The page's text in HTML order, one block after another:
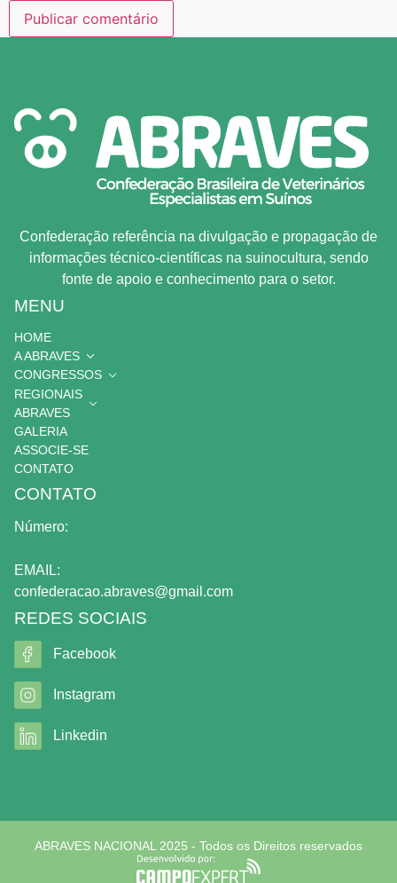
Confederação referência na divulgação e propagação de
informações técnico-científicas na suinocultura, sendo
fonte de apoio e conhecimento para o setor.
MENU
HOME
A ABRAVES
CONGRESSOS
REGIONAIS
ABRAVES
GALERIA
ASSOCIE-SE
CONTATO
CONTATO
Número:
EMAIL:
confederacao.abraves@gmail.com
REDES SOCIAIS
Facebook
Instagram
Linkedin
ABRAVES NACIONAL 2025 - Todos os Direitos reservados